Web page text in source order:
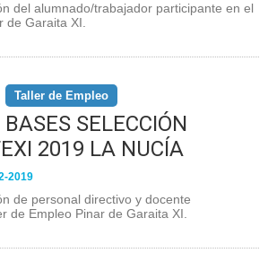
del alumnado/trabajador participante en el
de Garaita XI.
Taller de Empleo
BASES SELECCIÓN
2019 LA NUCÍA
2019
de personal directivo y docente
de Empleo Pinar de Garaita XI.